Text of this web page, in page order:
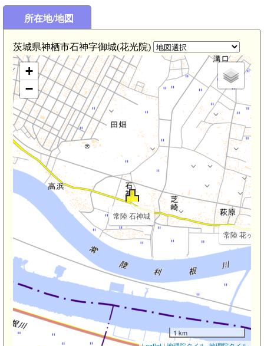
所在地/地図
茨城県神栖市石神字御城(花光院)
常陸 石神城
常陸 花ヶ崎
+
−
1 km